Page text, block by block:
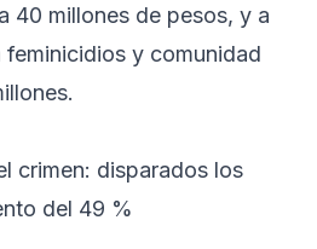
40 millones de pesos, y a
y comunidad
crimen: disparados los
del 49 %